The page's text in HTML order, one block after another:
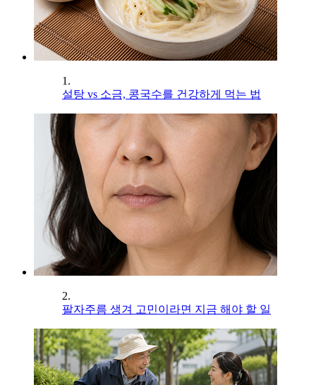
1.
설탕 vs 소금, 콩국수를 건강하게 먹는 법
2.
팔자주름 생겨 고민이라면 지금 해야 할 일